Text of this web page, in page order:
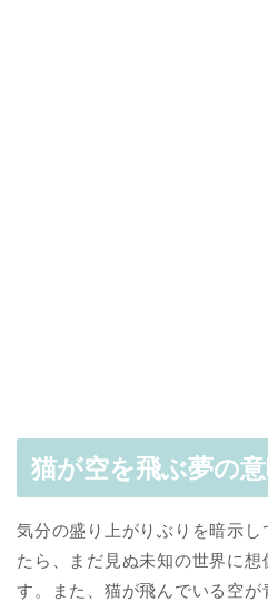
猫が空を飛ぶ夢の
気分の盛り上がりぶりを暗示
たら、まだ見ぬ未知の世界に
す。また、猫が飛んでいる空